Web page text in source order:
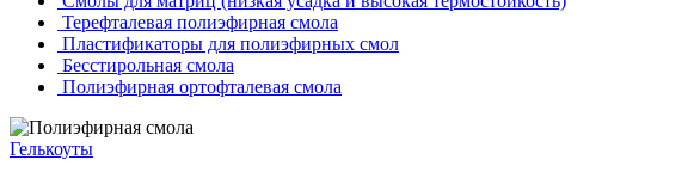
Терефталевая полиэфирная смола
Пластификаторы для полиэфирных смол
Бесстирольная смола
Полиэфирная ортофталевая смола
Гелькоуты